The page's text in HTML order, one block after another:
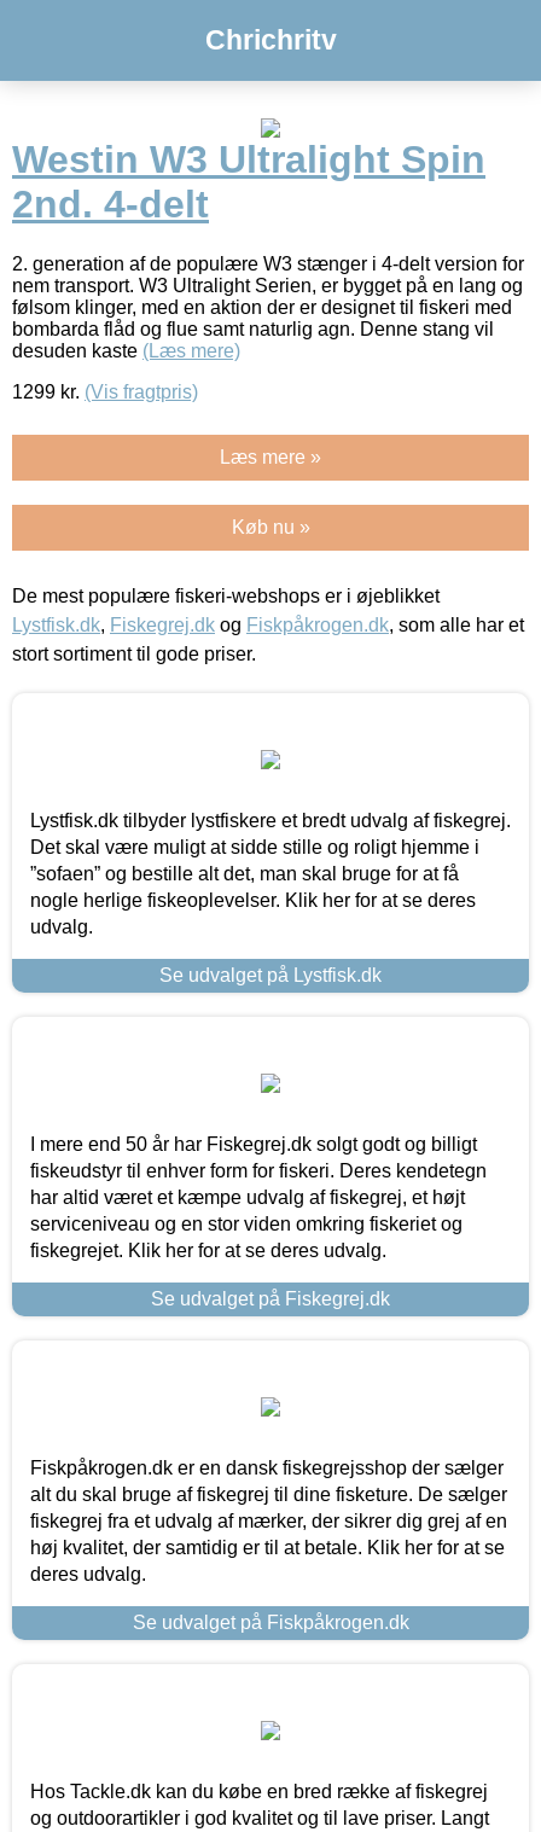
Chrichritv
Westin W3 Ultralight Spin
2nd. 4-delt
2. generation af de populære W3 stænger i 4-delt version for
nem transport. W3 Ultralight Serien, er bygget på en lang og
følsom klinger, med en aktion der er designet til fiskeri med
bombarda flåd og flue samt naturlig agn. Denne stang vil
desuden kaste (Læs mere)
1299 kr. (Vis fragtpris)
Læs mere »
Køb nu »
De mest populære fiskeri-webshops er i øjeblikket
Lystfisk.dk, Fiskegrej.dk og Fiskpåkrogen.dk, som alle har et
stort sortiment til gode priser.
Lystfisk.dk tilbyder lystfiskere et bredt udvalg af fiskegrej.
Det skal være muligt at sidde stille og roligt hjemme i
”sofaen” og bestille alt det, man skal bruge for at få
nogle herlige fiskeoplevelser. Klik her for at se deres
udvalg.
Se udvalget på Lystfisk.dk
I mere end 50 år har Fiskegrej.dk solgt godt og billigt
fiskeudstyr til enhver form for fiskeri. Deres kendetegn
har altid været et kæmpe udvalg af fiskegrej, et højt
serviceniveau og en stor viden omkring fiskeriet og
fiskegrejet. Klik her for at se deres udvalg.
Se udvalget på Fiskegrej.dk
Fiskpåkrogen.dk er en dansk fiskegrejsshop der sælger
alt du skal bruge af fiskegrej til dine fisketure. De sælger
fiskegrej fra et udvalg af mærker, der sikrer dig grej af en
høj kvalitet, der samtidig er til at betale. Klik her for at se
deres udvalg.
Se udvalget på Fiskpåkrogen.dk
Hos Tackle.dk kan du købe en bred række af fiskegrej
og outdoorartikler i god kvalitet og til lave priser. Langt